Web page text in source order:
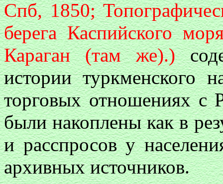
Спб, 1850;
берега Каспийского
Караган (там же).)
истории туркменского
торговых отношениях с
были накоплены как в
и расспросов у
архивных источников.